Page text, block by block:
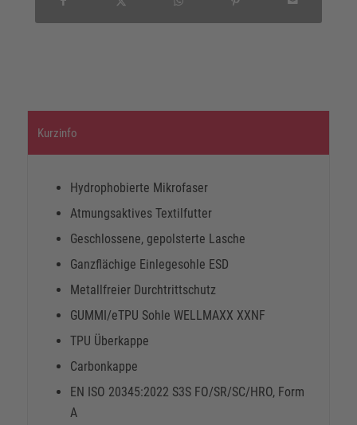
Kurzinfo
Hydrophobierte Mikrofaser
Atmungsaktives Textilfutter
Geschlossene, gepolsterte Lasche
Ganzflächige Einlegesohle ESD
Metallfreier Durchtrittschutz
GUMMI/eTPU Sohle WELLMAXX XXNF
TPU Überkappe
Carbonkappe
EN ISO 20345:2022 S3S FO/SR/SC/HRO, Form
A